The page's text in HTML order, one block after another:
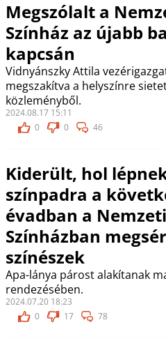
Megszólalt a
Színház az újabb
kapcsán
Vidnyánszky Attila
megszakítva a helyszínre
közleményből.
2024.08.17 15:11
0
0 46
Kiderült, hol
színpadra a
évadban a Nemzeti
Színházban
színészek
Apa-lánya párost alakítanak
rendezésében.
2024.07.20 18:23
0
17 78